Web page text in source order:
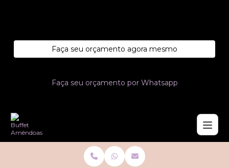
Faça seu orçamento agora mesmo
Faça seu orçamento por Whatsapp